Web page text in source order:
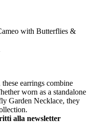
with Butterflies &
earrings combine
worn as a standalone
Garden Necklace, they
alla newsletter